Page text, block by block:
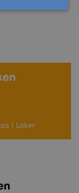
| Loker